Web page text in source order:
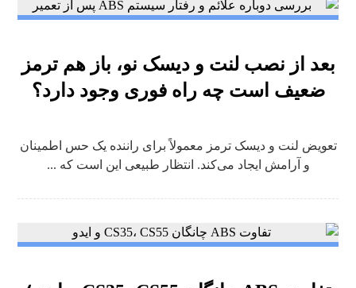
بعد از نصب لنت و دیسک نو، باز هم ترمز
ضعیف است چه راه فوری وجود دارد؟
تعویض لنت و دیسک ترمز معمولاً برای راننده یک حس اطمینان
و آرامش ایجاد می‌کند. انتظار طبیعی این است که ...